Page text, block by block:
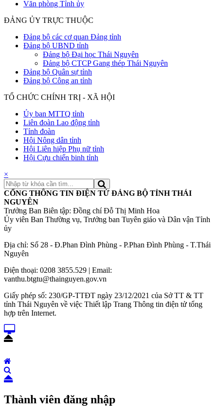
Văn phòng Tỉnh ủy
ĐẢNG ỦY TRỰC THUỘC
Đảng bộ các cơ quan Đảng tỉnh
Đảng bộ UBND tỉnh
Đảng bộ Đại học Thái Nguyên
Đảng bộ CTCP Gang thép Thái Nguyên
Đảng bộ Quân sự tỉnh
Đảng bộ Công an tỉnh
TỔ CHỨC CHÍNH TRỊ - XÃ HỘI
Ủy ban MTTQ tỉnh
Liên đoàn Lao động tỉnh
Tỉnh đoàn
Hội Nông dân tỉnh
Hội Liên hiệp Phụ nữ tỉnh
Hội Cựu chiến binh tỉnh
×
CỔNG THÔNG TIN ĐIỆN TỬ ĐẢNG BỘ TỈNH THÁI
NGUYÊN
Trưởng Ban Biên tập: Đồng chí Đỗ Thị Minh Hoa
Ủy viên Ban Thường vụ, Trưởng ban Tuyên giáo và Dân vận Tỉnh
ủy
Địa chỉ: Số 28 - Đ.Phan Đình Phùng - P.Phan Đình Phùng - T.Thái
Nguyên
Điện thoại: 0208 3855.529 | Email:
vanthu.btgtu@thainguyen.gov.vn
Giấy phép số: 230/GP-TTĐT ngày 23/12/2021 của Sở TT & TT
tỉnh Thái Nguyên về việc Thiết lập Trang Thông tin điện tử tổng
hợp trên Internet.
Thành viên đăng nhập